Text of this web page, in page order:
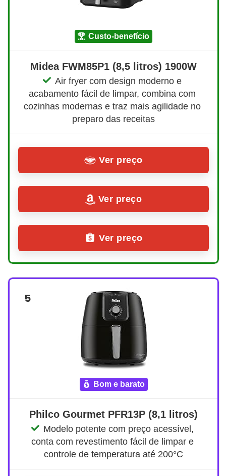
custo-benefício
Midea FWM85P1 (8,5 litros) 1900W
Air fryer com design moderno e
acabamento fácil de limpar, combina com
cozinhas modernas e traz mais agilidade no
preparo das receitas
Ver preço
Ver preço
Ver preço
5
bom e barato
Philco Gourmet PFR13P (8,1 litros)
Modelo potente com preço acessível,
conta com revestimento fácil de limpar e
controle de temperatura até 200°C